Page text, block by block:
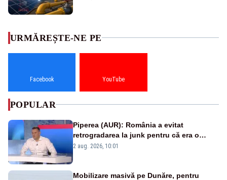
URMĂREȘTE-NE PE
Facebook YouTube
POPULAR
Piperea (AUR): România a evitat
retrogradarea la junk pentru că era o
catastrofă pentru bănci și fondurile de
2 aug. 2026, 10:01
Mobilizare masivă pe Dunăre, pentru